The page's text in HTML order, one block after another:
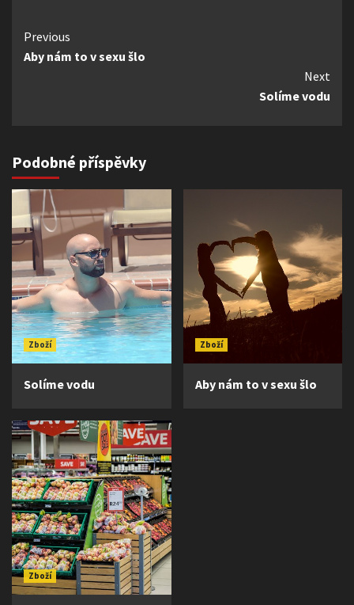
Continue
Reading
Previous
Aby nám to v sexu šlo
Next
Solíme vodu
Podobné příspěvky
Zboží
Solíme vodu
Zboží
Aby nám to v sexu šlo
Zboží